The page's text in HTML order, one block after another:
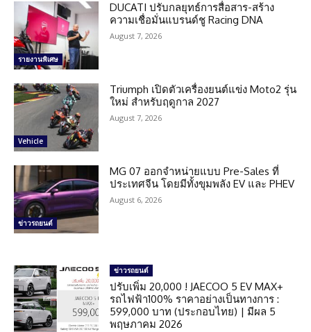
รายงานพิเศษ
DUCATI ปรับกลยุทธ์การสื่อสาร-สร้าง
ความเชื่อมั่นแบรนด์ชู Racing DNA
August 7, 2026
Vehicle
Triumph เปิดตัวเครื่องยนต์แข่ง Moto2 รุ่น
ใหม่ สำหรับฤดูกาล 2027
August 7, 2026
ข่าวรถยนต์
MG 07 ออกจำหน่ายแบบ Pre-Sales ที่
ประเทศจีน โดยมีทั้งขุมพลัง EV และ PHEV
August 6, 2026
ข่าวรถยนต์
ปรับเพิ่ม 20,000 ! JAECOO 5 EV MAX+
รถไฟฟ้า100% ราคาอย่างเป็นทางการ :
599,000 บาท (ประกอบไทย) | มีผล 5
พฤษภาคม 2026